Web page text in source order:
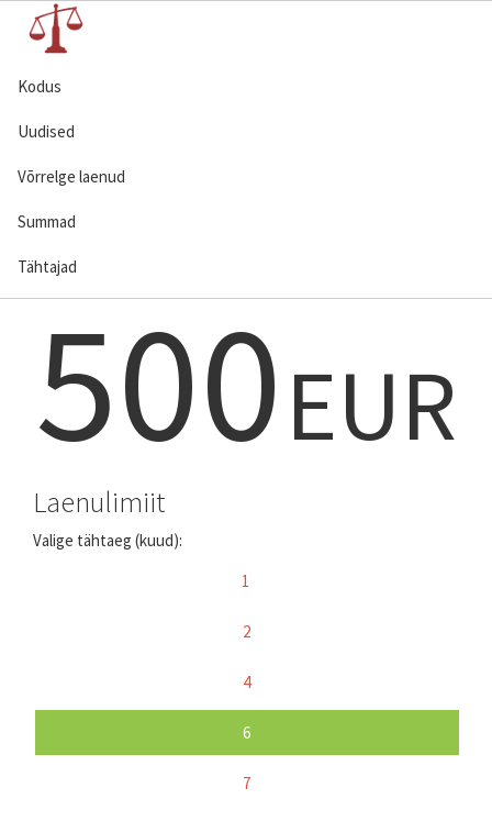
Kodus
Uudised
Võrrelge laenud
Summad
Tähtajad
500EUR
Laenulimiit
Valige tähtaeg (kuud):
1
2
4
6
7